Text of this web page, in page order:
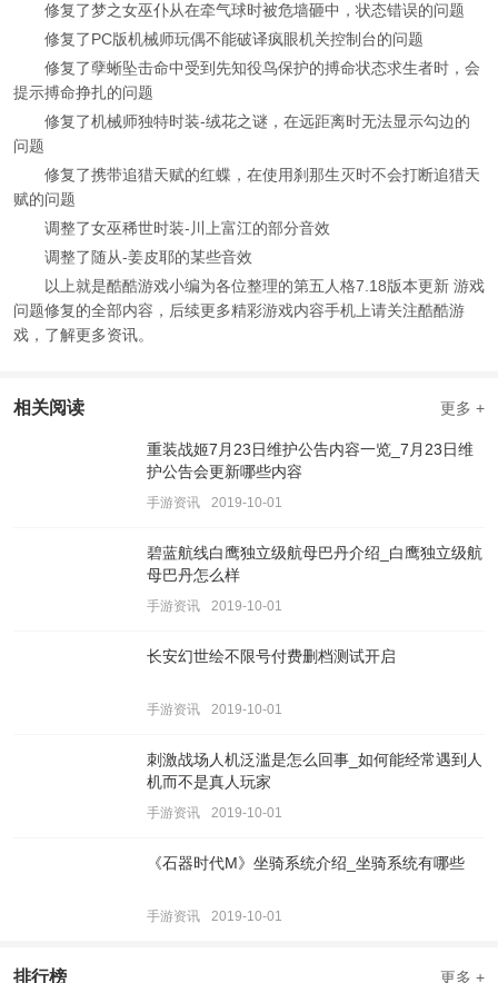
修复了梦之女巫仆从在牵气球时被危墙砸中，状态错误的问题
修复了PC版机械师玩偶不能破译疯眼机关控制台的问题
修复了孽蜥坠击命中受到先知役鸟保护的搏命状态求生者时，会
提示搏命挣扎的问题
修复了机械师独特时装-绒花之谜，在远距离时无法显示勾边的
问题
修复了携带追猎天赋的红蝶，在使用刹那生灭时不会打断追猎天
赋的问题
调整了女巫稀世时装-川上富江的部分音效
调整了随从-姜皮耶的某些音效
以上就是酷酷游戏小编为各位整理的第五人格7.18版本更新 游戏
问题修复的全部内容，后续更多精彩游戏内容手机上请关注酷酷游
戏，了解更多资讯。
相关阅读 更多 +
重装战姬7月23日维护公告内容一览_7月23日维
护公告会更新哪些内容
手游资讯 2019-10-01
碧蓝航线白鹰独立级航母巴丹介绍_白鹰独立级航
母巴丹怎么样
手游资讯 2019-10-01
长安幻世绘不限号付费删档测试开启
手游资讯 2019-10-01
刺激战场人机泛滥是怎么回事_如何能经常遇到人
机而不是真人玩家
手游资讯 2019-10-01
《石器时代M》坐骑系统介绍_坐骑系统有哪些
手游资讯 2019-10-01
排行榜 更多 +